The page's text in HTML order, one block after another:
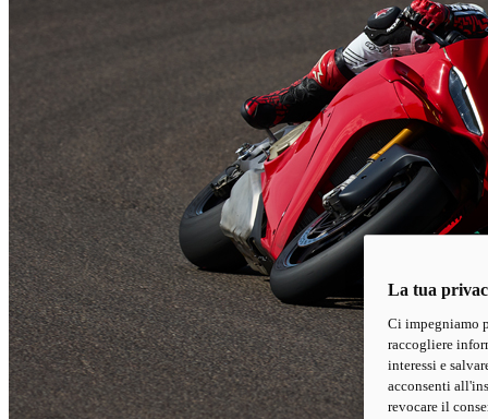
La tua
Ci impegniamo
raccogliere
interessi e
acconsenti
revocare il